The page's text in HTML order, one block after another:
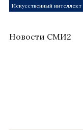
Искусственный интеллект
Новости СМИ2